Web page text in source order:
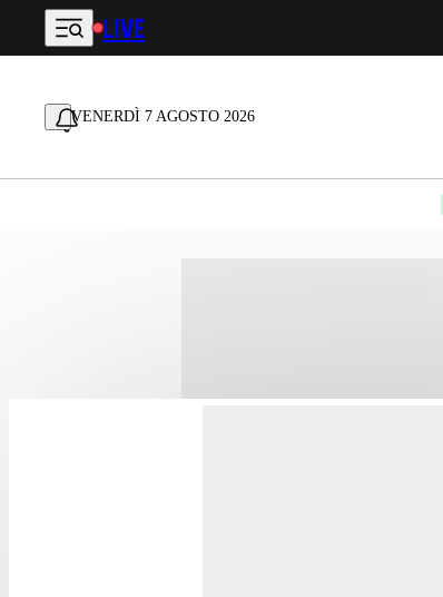
Vai al contenuto principale
LIVE
VENERDÌ 7 AGOSTO 2026